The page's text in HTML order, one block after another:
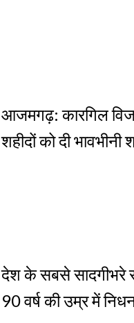
आजमगढ़: कारगिल
शहीदों को दी भावभीनी
देश के सबसे सादगीभरे
90 वर्ष की उम्र में